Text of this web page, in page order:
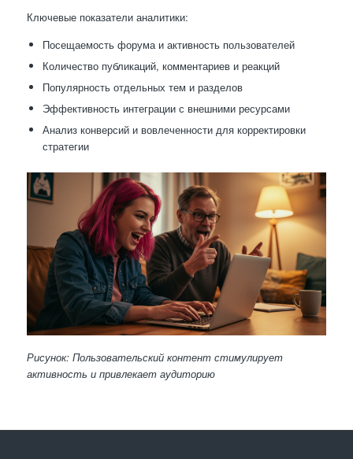
Ключевые показатели аналитики:
Посещаемость форума и активность пользователей
Количество публикаций, комментариев и реакций
Популярность отдельных тем и разделов
Эффективность интеграции с внешними ресурсами
Анализ конверсий и вовлеченности для корректировки
стратегии
Рисунок: Пользовательский контент стимулирует
активность и привлекает аудиторию